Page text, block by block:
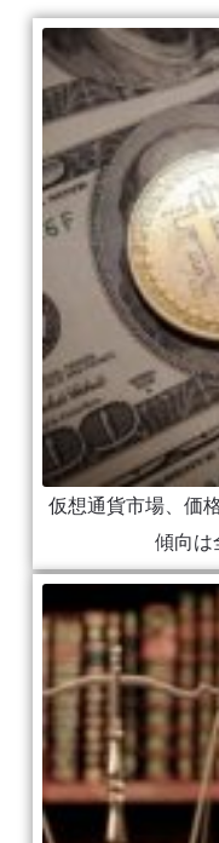
仮想通貨市場、価
傾向は